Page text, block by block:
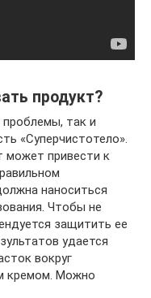
продукт?
так и
«Суперчистотело».
может привести к
наноситься
Чтобы не
защитить ее
удается
вокруг
кремом. Можно